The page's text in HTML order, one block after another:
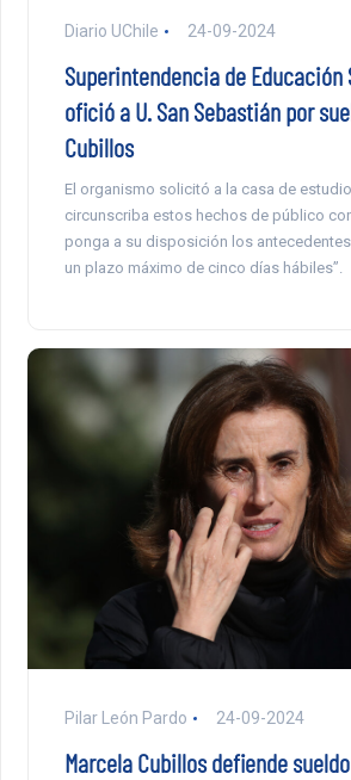
Diario UChile 24-09-2024
Superintendencia de Educación
ofició a U. San Sebastián por
Cubillos
El organismo solicitó a la casa de
circunscriba estos hechos de público
ponga a su disposición los
un plazo máximo de cinco días hábiles”.
Pilar León Pardo 24-09-2024
Marcela Cubillos defiende sueldo